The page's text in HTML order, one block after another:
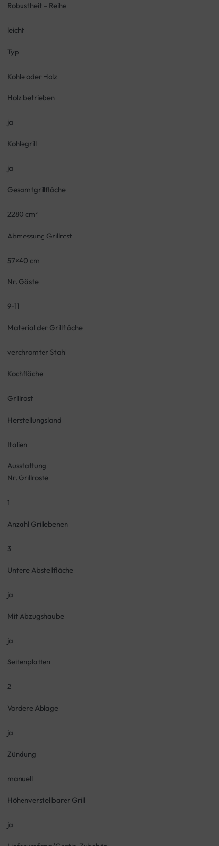
Robustheit – Reihe
leicht
Typ
Kohle oder Holz
Holz betrieben
ja
Kohlegrill
ja
Gesamtgrillfläche
2280 cm²
Abmessung Grillrost
57×40 cm
Nr. Gäste
9-11
Material der Grillfläche
verchromter Stahl
Kochfläche
Grillrost
Herstellungsland
Italien
Ausstattung
Nr. Grillroste
1
Anzahl Grillebenen
3
Untere Abstellfläche
ja
Mit Abzugshaube
ja
Seitenplatten
2
Vordere Ablage
ja
Zündung
manuell
Höhenverstellbarer Grill
ja